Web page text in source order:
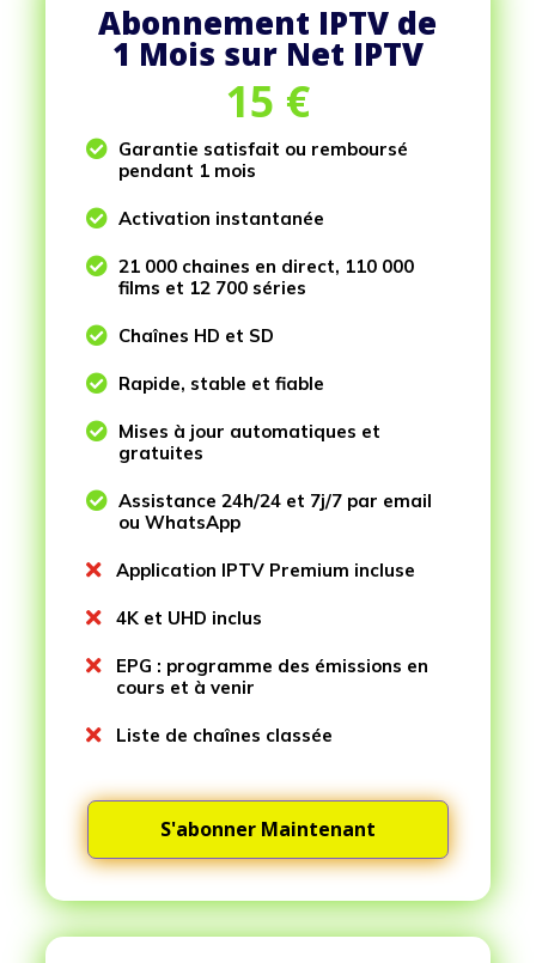
Abonnement IPTV de
1 Mois sur Net IPTV
15 €
 Garantie satisfait ou remboursé
pendant 1 mois
 Activation instantanée
 21 000 chaines en direct, 110 000
films et 12 700 séries
 Chaînes HD et SD
 Rapide, stable et fiable
 Mises à jour automatiques et
gratuites
 Assistance 24h/24 et 7j/7 par email
ou WhatsApp
 Application IPTV Premium incluse
 4K et UHD inclus

EPG : programme des émissions en
cours et à venir
 Liste de chaînes classée
S'abonner Maintenant